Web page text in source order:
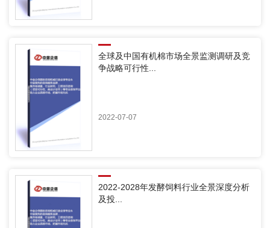
全球及中国有机棉市场全景监测调研及竞
争战略可行性...
2022-07-07
2022-2028年发酵饲料行业全景深度分析
及投...